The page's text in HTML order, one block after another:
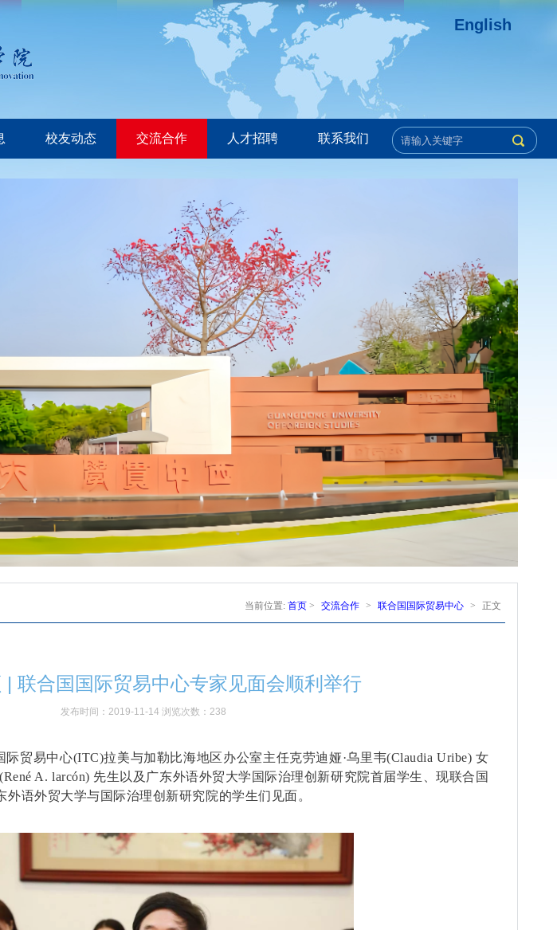
English
校友动态 交流合作 人才招聘 联系我们
当前位置: 首页> 交流合作 > 联合国国际贸易中心 > 正文
| 联合国国际贸易中心专家见面会顺利举行
发布时间：2019-11-14 浏览次数： 238
际贸易中心(ITC)拉美与加勒比海地区办公室主任克劳迪娅·乌里韦(Claudia Uribe) 女
(René A. larcón) 先生 以及广东外语外贸大学国际治理创新研究院首届学生、现联合国
语外贸大学与国际治理创新研究院的学生们见面。